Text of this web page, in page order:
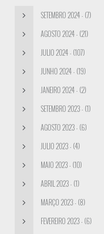
SETEMBRO 2024 - (7)
AGOSTO 2024 - (21)
JULIO 2024 - (107)
JUNHO 2024 - (19)
JANEIRO 2024 - (2)
SETEMBRO 2023 - (1)
AGOSTO 2023 - (6)
JULIO 2023 - (4)
MAIO 2023 - (10)
ABRIL 2023 - (1)
MARÇO 2023 - (8)
FEVEREIRO 2023 - (6)